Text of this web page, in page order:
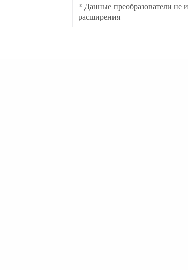
* Данные преобразователи не
расширения